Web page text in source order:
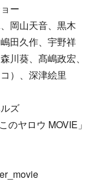
ー
岡山天音、黒木
田久作、宇野祥
川葵、髙嶋政宏、
）、深津絵里
ズ
ヤロウ MOVIE」